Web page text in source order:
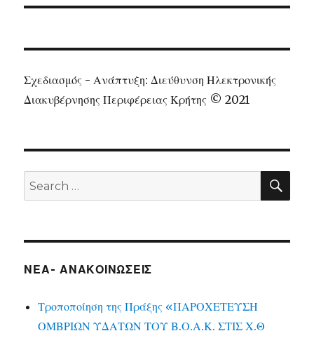
Σχεδιασμός - Ανάπτυξη: Διεύθυνση Ηλεκτρονικής
Διακυβέρνησης Περιφέρειας Κρήτης © 2021
Search
for:
ΝΕΑ- ΑΝΑΚΟΙΝΩΣΕΙΣ
Τροποποίηση της Πράξης «ΠΑΡΟΧΕΤΕΥΣΗ
ΟΜΒΡΙΩΝ ΥΔΑΤΩΝ ΤΟΥ Β.Ο.Α.Κ. ΣΤΙΣ Χ.Θ